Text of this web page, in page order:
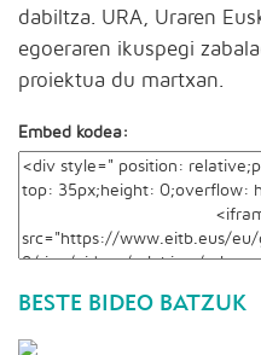
dabiltza. URA, Uraren
egoeraren ikuspegi
proiektua du martxan.
Embed kodea:
BESTE BIDEO BATZUK